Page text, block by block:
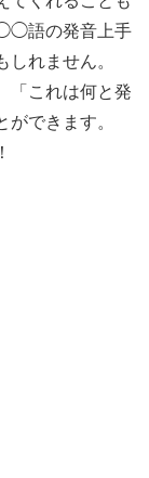
語の発音上手
れません。
「これは何と発
できます。